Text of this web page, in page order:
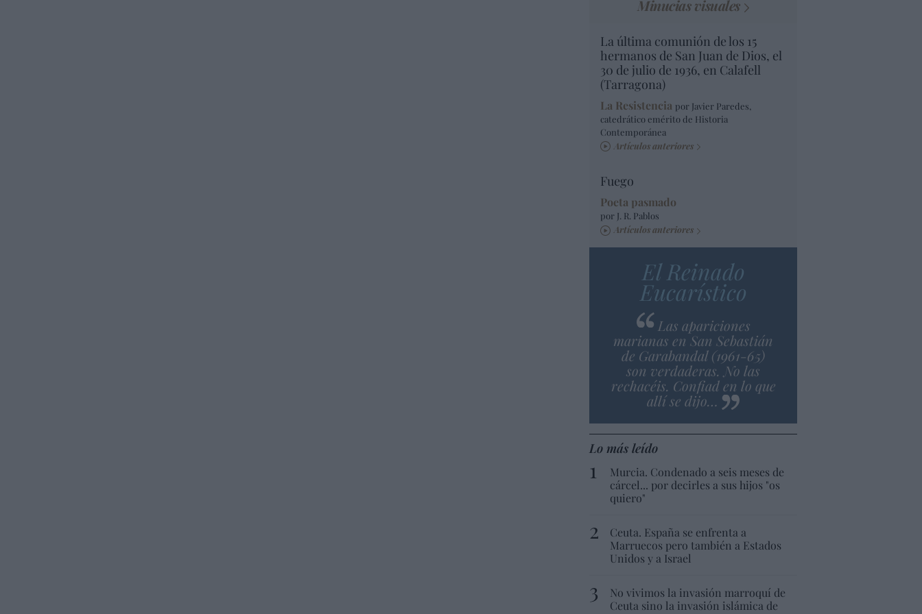
Minucias visuales
La última comunión de los 15
hermanos de San Juan de Dios, el
30 de julio de 1936, en Calafell
(Tarragona)
La Resistencia por Javier Paredes,
catedrático emérito de Historia
Contemporánea
Artículos anteriores
Fuego
Poeta pasmado
por J. R. Pablos
Artículos anteriores
El Reinado
Eucarístico
Las apariciones
marianas en San Sebastián
de Garabandal (1961-65)
son verdaderas. No las
rechacéis. Confiad en lo que
allí se dijo…
Lo más leído
Murcia. Condenado a seis meses de
cárcel... por decirles a sus hijos "os
quiero"
Ceuta. España se enfrenta a
Marruecos pero también a Estados
Unidos y a Israel
No vivimos la invasión marroquí de
Ceuta sino la invasión islámica de